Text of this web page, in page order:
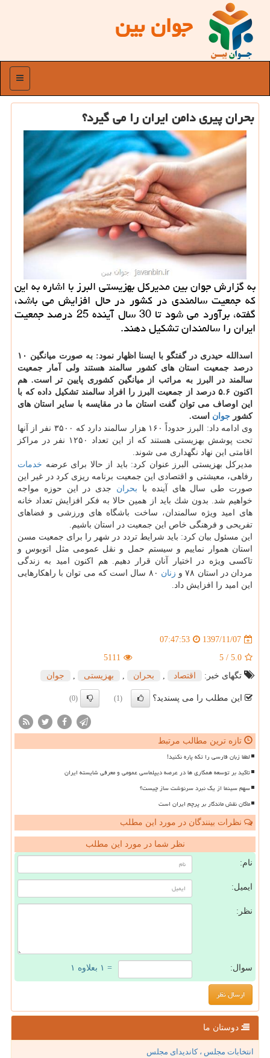
جوان بین
منو
بحران پیری دامن ایران را می گیرد؟
به گزارش جوان بین مدیركل بهزیستی البرز با اشاره به این
كه جمعیت سالمندی در كشور در حال افزایش می باشد،
گفته، برآورد می شود تا 30 سال آینده 25 درصد جمعیت
ایران را سالمندان تشكیل دهند.
اسدالله حیدری در گفتگو با ایسنا اظهار نمود: به صورت میانگین ۱۰
درصد جمعیت استان های كشور سالمند هستند ولی آمار جمعیت
سالمند در البرز به مراتب از میانگین كشوری پایین تر است. هم
اكنون ۵.۶ درصد از جمعیت البرز را افراد سالمند تشكیل داده كه با
این اوصاف می توان گفت استان ما در مقایسه با سایر استان های
كشور جوان است.
وی ادامه داد: البرز حدوداً ۱۶۰ هزار سالمند دارد كه ۳۵۰۰ نفر از آنها
تحت پوشش بهزیستی هستند كه از این تعداد ۱۲۵۰ نفر در مراكز
اقامتی این نهاد نگهداری می شوند.
مدیركل بهزیستی البرز عنوان كرد: باید از حالا برای عرضه خدمات
رفاهی، معیشتی و اقتصادی این جمعیت برنامه ریزی كرد در غیر این
صورت طی سال های آینده با بحران جدی در این حوزه مواجه
خواهیم شد. بدون شك باید از همین حالا به فكر افزایش تعداد خانه
های امید ویژه سالمندان، ساخت باشگاه های ورزشی و فضاهای
تفریحی و فرهنگی خاص این جمعیت در استان باشیم.
این مسئول بیان كرد: باید شرایط تردد در شهر را برای جمعیت مسن
استان هموار نماییم و سیستم حمل و نقل عمومی مثل اتوبوس و
تاكسی ویژه در اختیار آنان قرار دهیم. هم اكنون امید به زندگی
مردان در استان ۷۸ و
زنان
۸۰ سال است كه می توان با راهكارهایی
این امید را افزایش داد.
1397/11/07
07:47:53
5.0
/
5
5111
تگهای خبر:
اقتصاد , بحران , بهزیستی , جوان
این مطلب را می پسندید؟ (1)
(0)
تازه ترین مطالب مرتبط
لطفا زبان فارسی را تکه پاره نکنید!
تاکید بر توسعه همکاری ها در عرصه دیپلماسی عمومی و معرفی شایسته ایران
سهم سینما از یک نبرد سرنوشت ساز چیست؟
ماکان نقش ماندگار بر پرچم ایران است
نظرات بینندگان در مورد این مطلب
نظر شما در مورد این مطلب
نام:
ایمیل:
نظر:
سوال: = ۱ بعلاوه ۱
دوستان ما
انتخابات مجلس ، کاندیدای مجلس